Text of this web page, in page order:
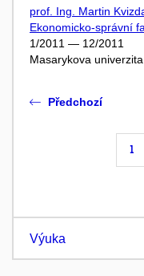
prof. Ing. Martin
Ekonomicko-správní
1/2011 — 12/2011
Masarykova
Předchozí
1
Výuka